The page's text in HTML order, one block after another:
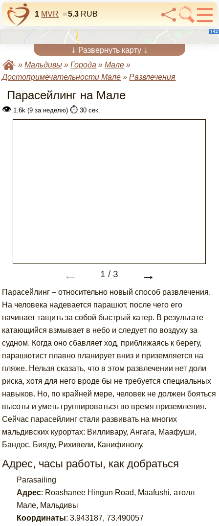
1 MVR =5.3 RUB
↓ Развернуть карту ↓
»Мальдивы »Города »Мале »
Достопримечательности Мале »Развлечения
Парасейлинг на Мале
👁 1.6k (9 за неделю) ⏱️ 30 сек.
← 1 /3 →
Парасейлинг – относительно новый способ развлечения.
На человека надевается парашют, после чего его
начинает тащить за собой быстрый катер. В результате
катающийся взмывает в небо и следует по воздуху за
судном. Когда оно сбавляет ход, приближаясь к берегу,
парашютист плавно планирует вниз и приземляется на
пляже. Нельзя сказать, что в этом развлечении нет доли
риска, хотя для него вроде бы не требуется специальных
навыков. Но, по крайней мере, человек не должен бояться
высоты и уметь группироваться во время приземления.
Сейчас парасейлинг стали развивать на многих
мальдивских курортах: Вилливару, Ангага, Маафуши,
Бандос, Бияду, Рихивели, Канифинолу.
Адрес, часы работы, как добраться
Parasailing
Адрес: Roashanee Hingun Road, Maafushi, атолл
Мале, Мальдивы
Координаты: 3.943187,73.490057